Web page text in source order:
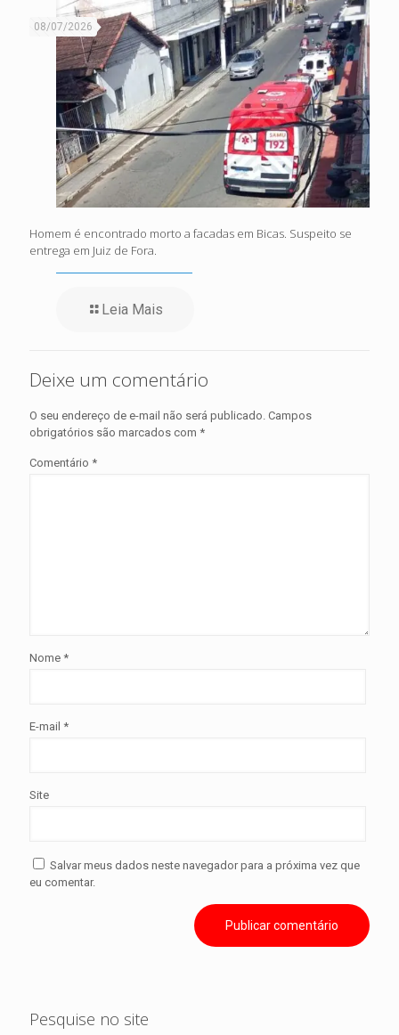
08/07/2026
Homem é encontrado morto a facadas em Bicas. Suspeito se
entrega em Juiz de Fora.
Leia Mais
Deixe um comentário
O seu endereço de e-mail não será publicado. Campos
obrigatórios são marcados com *
Comentário *
Nome *
E-mail *
Site
Salvar meus dados neste navegador para a próxima vez que
eu comentar.
Pesquise no site